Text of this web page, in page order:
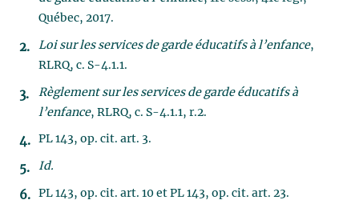
Québec, 2017.
Loi sur les services de garde éducatifs à l’enfance,
RLRQ, c. S-4.1.1.
Règlement sur les services de garde éducatifs à
l’enfance, RLRQ, c. S-4.1.1, r.2.
PL 143, op. cit. art. 3.
Id.
PL 143, op. cit. art. 10 et PL 143, op. cit. art. 23.